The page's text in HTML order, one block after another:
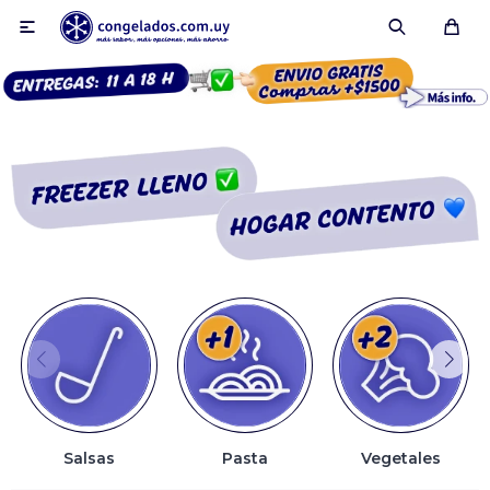

Salsas Pasta Vegetales
Smoothies
Fruta congelada
Pulpas
Pizzas